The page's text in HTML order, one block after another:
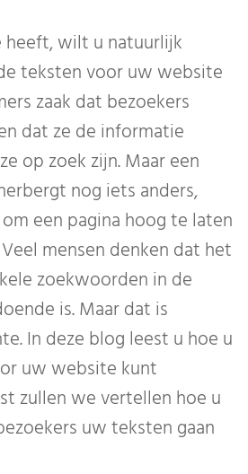
heeft, wilt u natuurlijk
teksten voor uw website
zaak dat bezoekers
dat ze de informatie
op zoek zijn. Maar een
nog iets anders,
een pagina hoog te laten
mensen denken dat het
zoekwoorden in de
is. Maar dat is
In deze blog leest u hoe u
uw website kunt
zullen we vertellen hoe u
uw teksten gaan